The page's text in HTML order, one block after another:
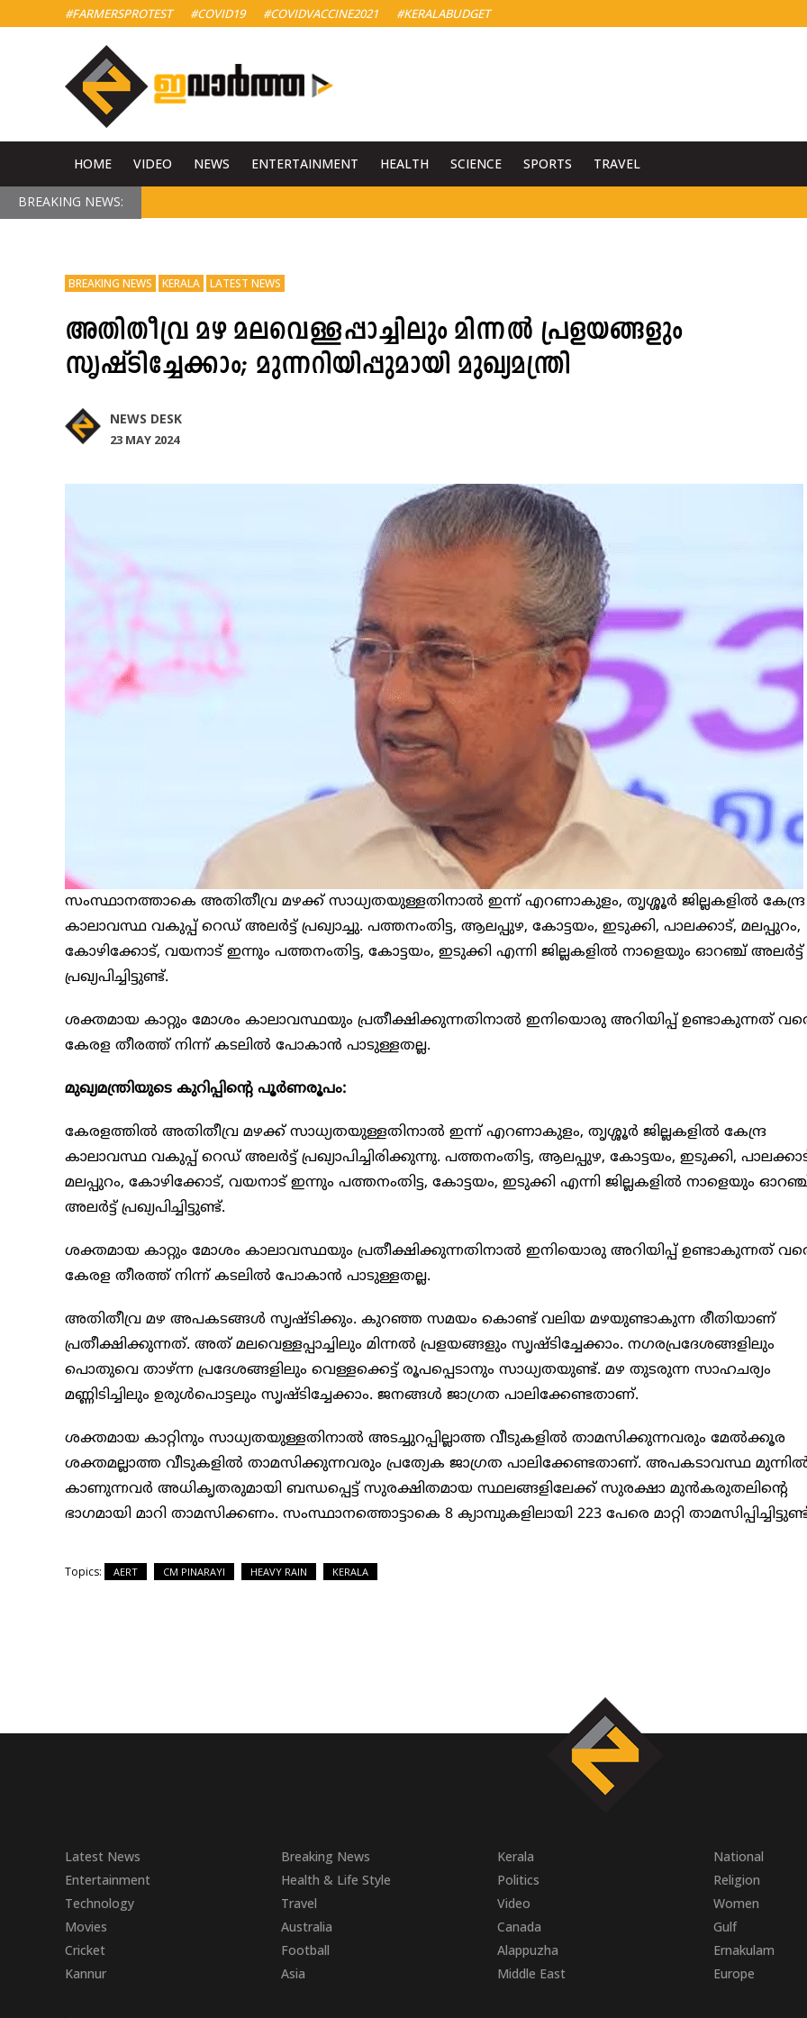
#FARMERSPROTEST #COVID19 #COVIDVACCINE2021 #KERALABUDGET
HOME VIDEO NEWS ENTERTAINMENT HEALTH SCIENCE SPORTS TRAVEL
BREAKING NEWS:
BREAKING NEWS KERALA LATEST NEWS
അതിതീവ്ര മഴ മലവെള്ളപ്പാച്ചിലും മിന്നൽ പ്രളയങ്ങളും
സൃഷ്ടിച്ചേക്കാം; മുന്നറിയിപ്പുമായി മുഖ്യമന്ത്രി
NEWS DESK
23 MAY 2024
സംസ്ഥാനത്താകെ അതിതീവ്ര മഴക്ക് സാധ്യതയുള്ളതിനാൽ ഇന്ന് എറണാകുളം, തൃശ്ശൂർ ജില്ലകളിൽ കേന്ദ്ര
കാലാവസ്ഥ വകുപ്പ് റെഡ് അലർട്ട് പ്രഖ്യാച്ചു. പത്തനംതിട്ട, ആലപ്പുഴ, കോട്ടയം, ഇടുക്കി, പാലക്കാട്, മലപ്പുറം,
കോഴിക്കോട്, വയനാട് ഇന്നും പത്തനംതിട്ട, കോട്ടയം, ഇടുക്കി എന്നി ജില്ലകളിൽ നാളെയും ഓറഞ്ച് അലർട്ട്
പ്രഖ്യപിച്ചിട്ടുണ്ട്.
ശക്തമായ കാറ്റും മോശം കാലാവസ്ഥയും പ്രതീക്ഷിക്കുന്നതിനാൽ ഇനിയൊരു അറിയിപ്പ് ഉണ്ടാകുന്നത്
കേരള തീരത്ത് നിന്ന് കടലിൽ പോകാൻ പാടുള്ളതല്ല.
മുഖ്യമന്ത്രിയുടെ കുറിപ്പിന്‍റെ പൂര്‍ണരൂപം:
കേരളത്തിൽ അതിതീവ്ര മഴക്ക് സാധ്യതയുള്ളതിനാൽ ഇന്ന് എറണാകുളം, തൃശ്ശൂർ ജില്ലകളിൽ കേന്ദ്ര
കാലാവസ്ഥ വകുപ്പ് റെഡ് അലർട്ട് പ്രഖ്യാപിച്ചിരിക്കുന്നു. പത്തനംതിട്ട, ആലപ്പുഴ, കോട്ടയം, ഇടുക്കി,
മലപ്പുറം, കോഴിക്കോട്, വയനാട് ഇന്നും പത്തനംതിട്ട, കോട്ടയം, ഇടുക്കി എന്നി ജില്ലകളിൽ നാളെയും
അലർട്ട് പ്രഖ്യപിച്ചിട്ടുണ്ട്.
ശക്തമായ കാറ്റും മോശം കാലാവസ്ഥയും പ്രതീക്ഷിക്കുന്നതിനാൽ ഇനിയൊരു അറിയിപ്പ് ഉണ്ടാകുന്നത്
കേരള തീരത്ത് നിന്ന് കടലിൽ പോകാൻ പാടുള്ളതല്ല.
അതിതീവ്ര മഴ അപകടങ്ങൾ സൃഷ്ടിക്കും. കുറഞ്ഞ സമയം കൊണ്ട് വലിയ മഴയുണ്ടാകുന്ന രീതിയാണ്
പ്രതീക്ഷിക്കുന്നത്. അത് മലവെള്ളപ്പാച്ചിലും മിന്നൽ പ്രളയങ്ങളും സൃഷ്ടിച്ചേക്കാം. നഗരപ്രദേശങ്ങളിലും
പൊതുവെ താഴ്ന്ന പ്രദേശങ്ങളിലും വെള്ളക്കെട്ട് രൂപപ്പെടാനും സാധ്യതയുണ്ട്. മഴ തുടരുന്ന സാഹചര്യം
മണ്ണിടിച്ചിലും ഉരുൾപൊട്ടലും സൃഷ്ടിച്ചേക്കാം. ജനങ്ങൾ ജാഗ്രത പാലിക്കേണ്ടതാണ്.
ശക്തമായ കാറ്റിനും സാധ്യതയുള്ളതിനാൽ അടച്ചുറപ്പില്ലാത്ത വീടുകളിൽ താമസിക്കുന്നവരും മേൽക്കൂര
ശക്തമല്ലാത്ത വീടുകളിൽ താമസിക്കുന്നവരും പ്രത്യേക ജാഗ്രത പാലിക്കേണ്ടതാണ്. അപകടാവസ്ഥ
കാണുന്നവർ അധികൃതരുമായി ബന്ധപ്പെട്ട് സുരക്ഷിതമായ സ്ഥലങ്ങളിലേക്ക് സുരക്ഷാ മുൻകരുതലിന്റെ
ഭാഗമായി മാറി താമസിക്കണം. സംസ്ഥാനത്തൊട്ടാകെ 8 ക്യാമ്പുകളിലായി 223 പേരെ മാറ്റി
Topics: AERT CM PINARAYI HEAVY RAIN KERALA
Latest News Breaking News Kerala National
Entertainment
Health & Life Style Politics Religion
Technology
Travel Video Women
Movies
Australia Canada Gulf
Cricket
Football Alappuzha Ernakulam
Kannur
Asia Middle East Europe